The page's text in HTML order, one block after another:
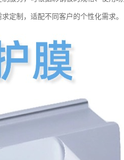
定制，适配不同客户的个性化需求。